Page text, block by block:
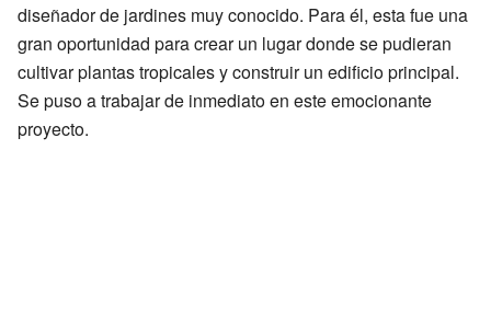
diseñador de jardines muy conocido. Para él, esta fue una
gran oportunidad para crear un lugar donde se pudieran
cultivar plantas tropicales y construir un edificio principal.
Se puso a trabajar de inmediato en este emocionante
proyecto.